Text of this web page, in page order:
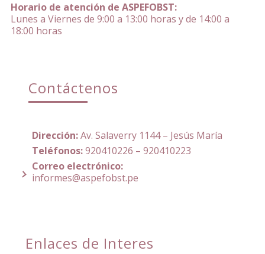
Horario de atención de ASPEFOBST:
Lunes a Viernes de 9:00 a 13:00 horas y de 14:00 a
18:00 horas
Contáctenos
Dirección:Av. Salaverry 1144 – Jesús María
Teléfonos:920410226 – 920410223
Correo electrónico:
informes@aspefobst.pe
Enlaces de Interes